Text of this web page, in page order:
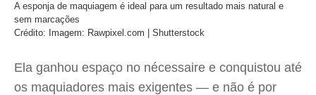
A esponja de maquiagem é ideal para um resultado mais natural e
sem marcações
Crédito: Imagem: Rawpixel.com | Shutterstock
Ela ganhou espaço no nécessaire e conquistou até
os maquiadores mais exigentes — e não é por